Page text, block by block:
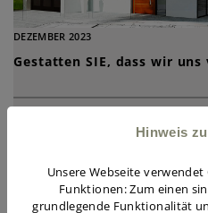
DEZEMBER 2023
Gestatten SIE, dass wir
Hinweis
Unsere Webseite verwendet
Funktionen: Zum einen
grundlegende Funktionalität